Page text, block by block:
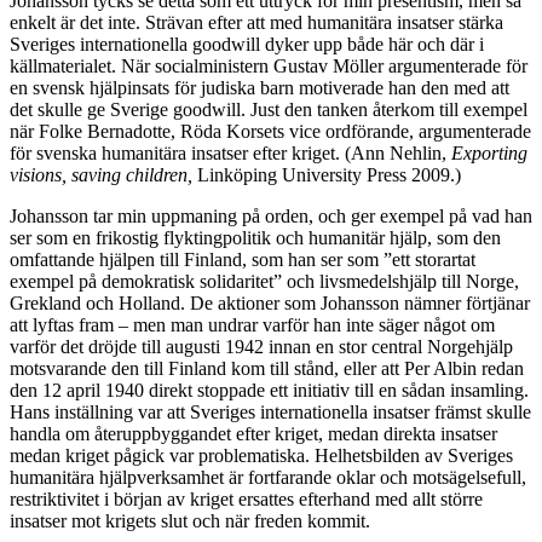
enkelt är det inte. Strävan efter att med humanitära insatser stärka
Sveriges internationella goodwill dyker upp både här och där i
källmaterialet. När socialministern Gustav Möller argumenterade för
en svensk hjälpinsats för judiska barn motiverade han den med att
det skulle ge Sverige goodwill. Just den tanken återkom till exempel
när Folke Bernadotte, Röda Korsets vice ordförande, argumenterade
för svenska humanitära insatser efter kriget. (Ann Nehlin, Exporting
visions, saving children, Linköping University Press 2009.)
Johansson tar min uppmaning på orden, och ger exempel på vad han
ser som en frikostig flyktingpolitik och humanitär hjälp, som den
omfattande hjälpen till Finland, som han ser som ”ett storartat
exempel på demokratisk solidaritet” och livsmedelshjälp till Norge,
Grekland och Holland. De aktioner som Johansson nämner förtjänar
att lyftas fram – men man undrar varför han inte säger något om
varför det dröjde till augusti 1942 innan en stor central Norgehjälp
motsvarande den till Finland kom till stånd, eller att Per Albin redan
den 12 april 1940 direkt stoppade ett initiativ till en sådan insamling.
Hans inställning var att Sveriges internationella insatser främst skulle
handla om återuppbyggandet efter kriget, medan direkta insatser
medan kriget pågick var problematiska. Helhetsbilden av Sveriges
humanitära hjälpverksamhet är fortfarande oklar och motsägelsefull,
restriktivitet i början av kriget ersattes efterhand med allt större
insatser mot krigets slut och när freden kommit.